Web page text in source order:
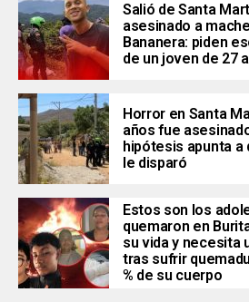
Salió de Santa
asesinado a
Bananera: piden
de un joven de 27
Horror en Santa
años fue
hipótesis apunta a
le disparó
Estos son los
quemaron en
su vida y necesita
tras sufrir
% de su cuerpo